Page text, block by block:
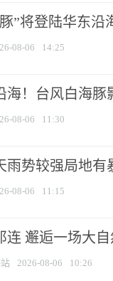
”将登陆华东沿
08-06 14:25
海！台风白海豚
08-06 11:30
雨势较强局地有
08-06 11:15
连 邂逅一场大
2026-08-06 10:26